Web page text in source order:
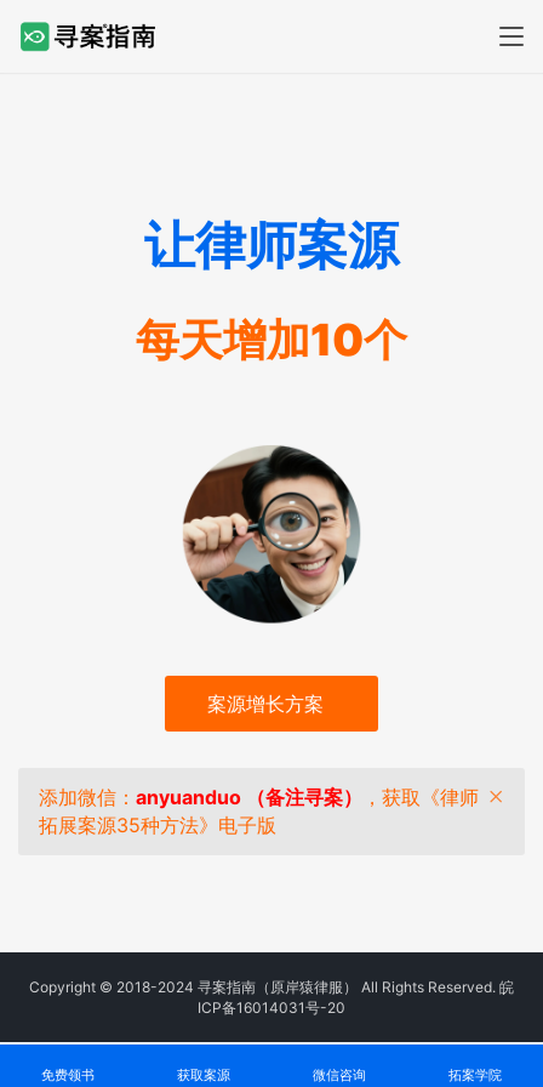
让律师案源
每天增加10个
案源增长方案
添加微信： anyuanduo （备注寻案）
，获取《律师
拓展案源35种方法》电子版
Copyright © 2018-2024 寻案指南（原岸猿律服） All Rights Reserved. 皖
ICP备16014031号-20
免费领书 获取案源 微信咨询 拓案学院